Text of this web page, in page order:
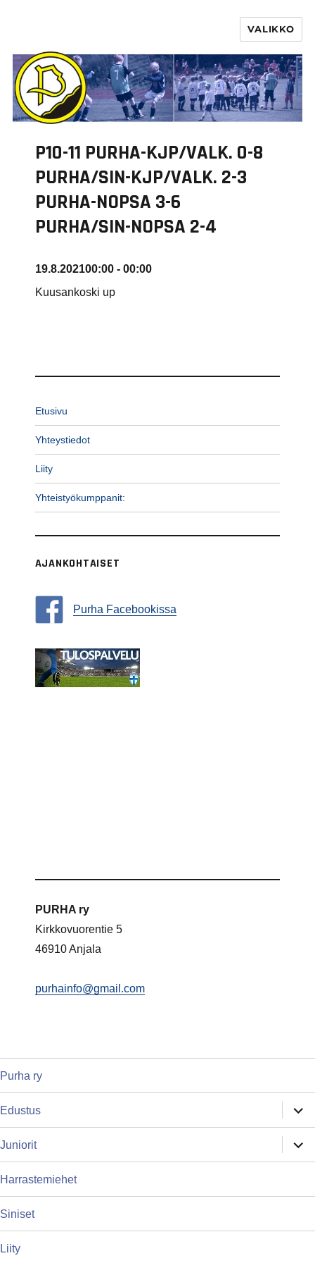
VALIKKO
P10-11 PURHA-KJP/VALK. 0-8
PURHA/SIN-KJP/VALK. 2-3
PURHA-NOPSA 3-6
PURHA/SIN-NOPSA 2-4
19.8.202100:00 - 00:00
Kuusankoski up
Etusivu
Yhteystiedot
Liity
Yhteistyökumppanit:
AJANKOHTAISET
Purha Facebookissa
PURHA ry
Kirkkovuorentie 5
46910 Anjala
purhainfo@gmail.com
Purha ry
Edustus
näytä
Juniorit
näytä
Harrastemiehet
Siniset
Liity